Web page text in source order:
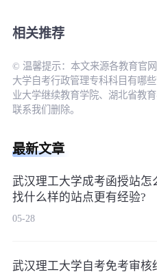
相关推荐
© 温馨提示：本文来源各教育官
大学自考行政管理专科科目有哪
业大学继续教育学院、湖北省教
联系我们删除。
最新文章
武汉理工大学成考函授站怎
找什么样的站点更有经验?
05-28
武汉理工大学自考免考审核